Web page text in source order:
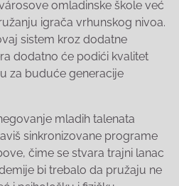
omladinske škole već
igrača vrhunskog nivoa.
sistem kroz dodatne
dodatno će podići kvalitet
za buduće generacije
mladih talenata
sinkronizovane programe
čime se stvara trajni lanac
bi trebalo da pružaju ne